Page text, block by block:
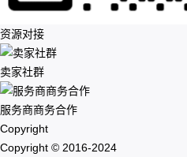
资源对接
卖家社群
服务商商务合作
Copyright
Copyright © 2016-2024